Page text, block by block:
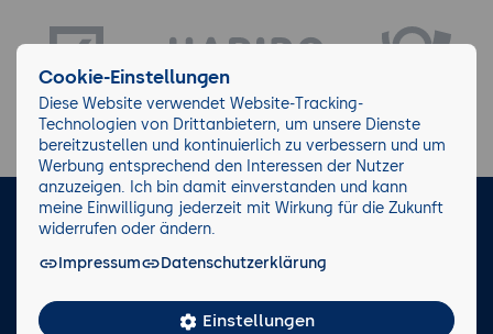
LinkedIn Facebook
Facts
Cookie-Einstellungen
Diese Website verwendet Website-Tracking-
Technologien von Drittanbietern, um unsere Dienste
bereitzustellen und kontinuierlich zu verbessern und um
Werbung entsprechend den Interessen der Nutzer
anzuzeigen. Ich bin damit einverstanden und kann
meine Einwilligung jederzeit mit Wirkung für die Zukunft
widerrufen oder ändern.
Impressum
Datenschutzerklärung
Einstellungen